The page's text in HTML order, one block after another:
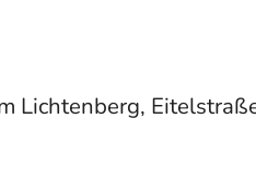
Lichtenberg,